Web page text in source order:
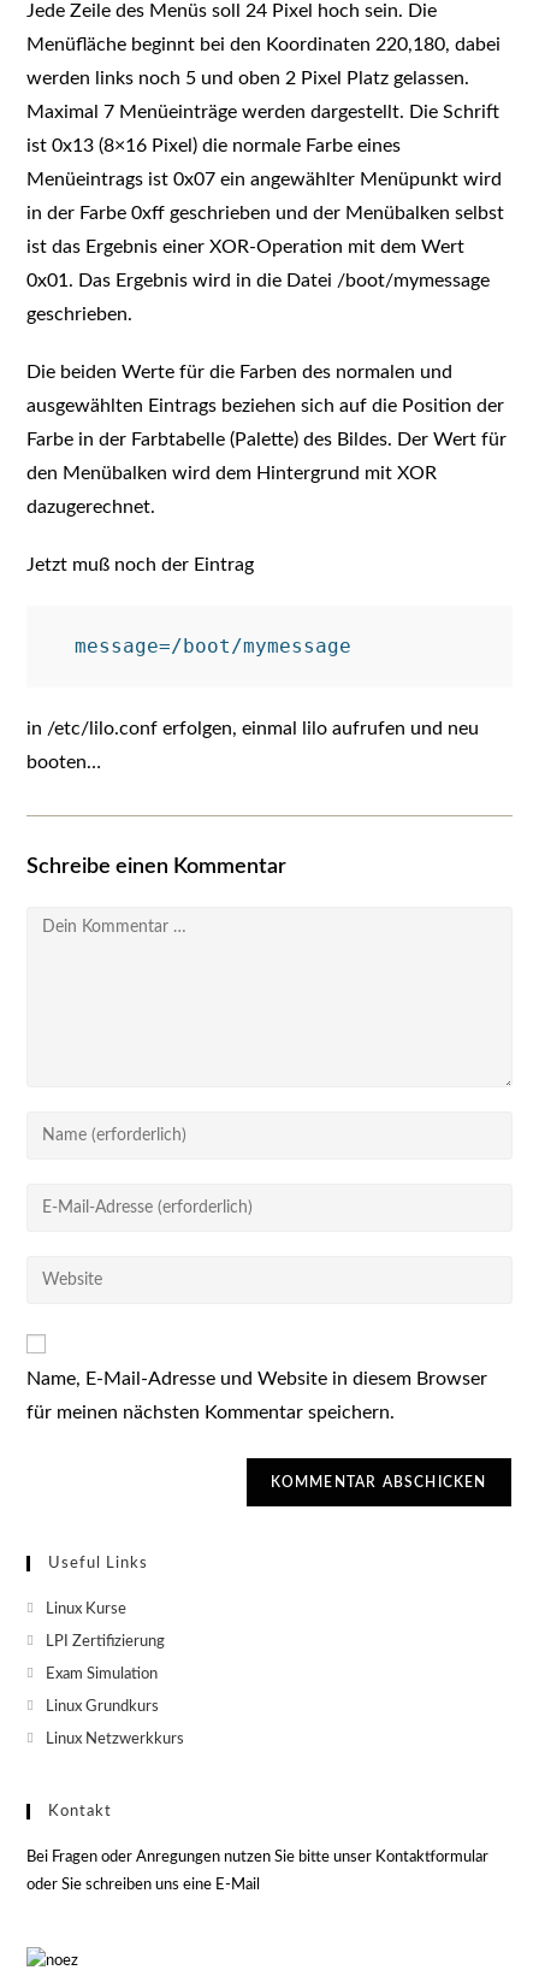
Jede Zeile des Menüs soll 24 Pixel hoch sein. Die
Menüfläche beginnt bei den Koordinaten 220,180, dabei
werden links noch 5 und oben 2 Pixel Platz gelassen.
Maximal 7 Menüeinträge werden dargestellt. Die Schrift
ist 0x13 (8×16 Pixel) die normale Farbe eines
Menüeintrags ist 0x07 ein angewählter Menüpunkt wird
in der Farbe 0xff geschrieben und der Menübalken selbst
ist das Ergebnis einer XOR-Operation mit dem Wert
0x01. Das Ergebnis wird in die Datei /boot/mymessage
geschrieben.
Die beiden Werte für die Farben des normalen und
ausgewählten Eintrags beziehen sich auf die Position der
Farbe in der Farbtabelle (Palette) des Bildes. Der Wert für
den Menübalken wird dem Hintergrund mit XOR
dazugerechnet.
Jetzt muß noch der Eintrag
in /etc/lilo.conf erfolgen, einmal lilo aufrufen und neu
booten…
Schreibe einen Kommentar
Kommentar
Gib
oder
zum
ein
Gib
Mail-
Kommentieren
ein
Gib
ein
(optional)
Name, E-Mail-Adresse und Website in diesem Browser
für meinen nächsten Kommentar speichern.
Useful Links
Linux Kurse
LPI Zertifizierung
Exam Simulation
Linux Grundkurs
Linux Netzwerkkurs
Kontakt
Bei Fragen oder Anregungen nutzen Sie bitte unser Kontaktformular
oder Sie schreiben uns eine E-Mail